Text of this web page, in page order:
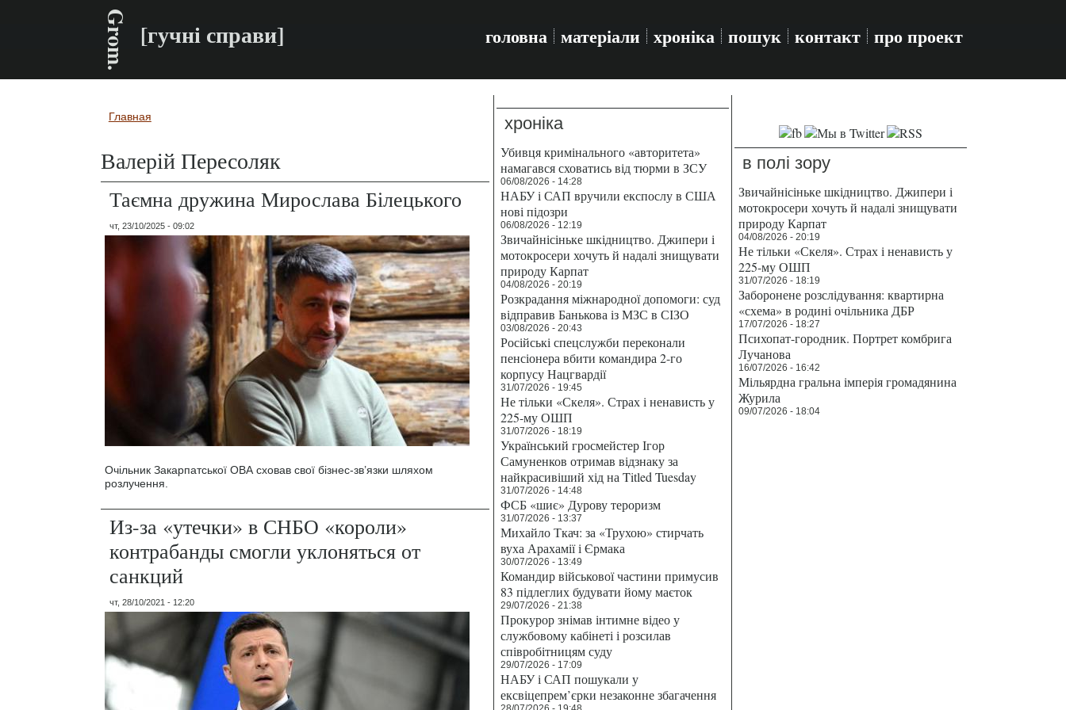
Grom. [гучні справи] головна матеріали хроніка пошук контакт про проект
Вы здесь
Главная
Валерій Пересоляк
Таємна дружина Мирослава Білецького
чт, 23/10/2025 - 09:02
Очільник Закарпатської ОВА сховав свої бізнес-зв’язки шляхом
розлучення.
Из-за «утечки» в СНБО «короли»
контрабанды смогли уклоняться от
санкций
чт, 28/10/2021 - 12:20
хроніка
Убивця кримінального «авторитета»
намагався сховатись від тюрми в ЗСУ
06/08/2026 - 14:28
НАБУ і САП вручили експослу в США
нові підозри
06/08/2026 - 12:19
Звичайнісіньке шкідництво. Джипери і
мотокросери хочуть й надалі знищувати
природу Карпат
04/08/2026 - 20:19
Розкрадання міжнародної допомоги: суд
відправив Банькова із МЗС в СІЗО
03/08/2026 - 20:43
Російські спецслужби переконали
пенсіонера вбити командира 2-го
корпусу Нацгвардії
31/07/2026 - 19:45
Не тільки «Скеля». Страх і ненависть у
225-му ОШП
31/07/2026 - 18:19
Український гросмейстер Ігор
Самуненков отримав відзнаку за
найкрасивіший хід на Titled Tuesday
31/07/2026 - 14:48
ФСБ «шиє» Дурову тероризм
31/07/2026 - 13:37
Михайло Ткач: за «Трухою» стирчать
вуха Арахамії і Єрмака
30/07/2026 - 13:49
Командир військової частини примусив
83 підлеглих будувати йому маєток
29/07/2026 - 21:38
Прокурор знімав інтимне відео у
службовому кабінеті і розсилав
співробітницям суду
29/07/2026 - 17:09
НАБУ і САП пошукали у
ексвіцепрем’єрки незаконне збагачення
в полі зору
Звичайнісіньке шкідництво. Джипери і
мотокросери хочуть й надалі знищувати
природу Карпат
04/08/2026 - 20:19
Не тільки «Скеля». Страх і ненависть у
225-му ОШП
31/07/2026 - 18:19
Заборонене розслідування: квартирна
«схема» в родині очільника ДБР
17/07/2026 - 18:27
Психопат-городник. Портрет комбрига
Лучанова
16/07/2026 - 16:42
Мільярдна гральна імперія громадянина
Журила
09/07/2026 - 18:04